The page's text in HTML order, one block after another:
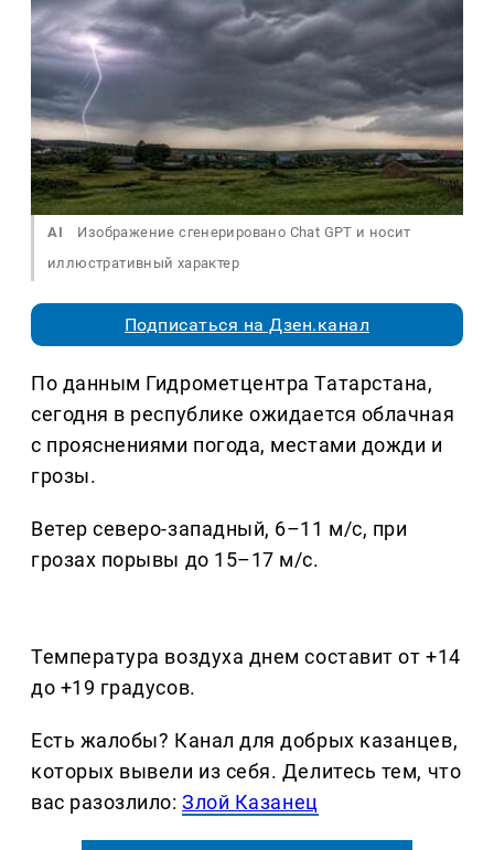
AI
Изображение сгенерировано Chat GPT и носит
иллюстративный характер
Подписаться на Дзен.канал
По данным Гидрометцентра Татарстана,
сегодня в республике ожидается облачная
с прояснениями погода, местами дожди и
грозы.
Ветер северо-западный, 6–11 м/с, при
грозах порывы до 15–17 м/с.
Температура воздуха днем составит от +14
до +19 градусов.
Есть жалобы? Канал для добрых казанцев,
которых вывели из себя. Делитеcь тем, что
вас разозлило:Злой Казанец